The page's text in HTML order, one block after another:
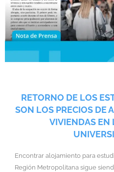
RETORNO DE LOS
SON LOS PRECIOS DE
VIVIENDAS EN
Encontrar alojamiento para
Región Metropolitana sigue